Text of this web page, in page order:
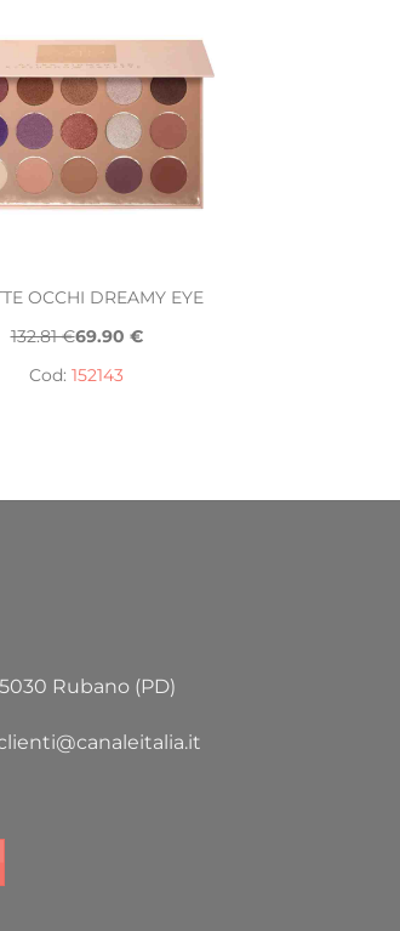
OCCHI DREAMY EYE
132.81 €69.90 €
Cod: 152143
Rubano (PD)